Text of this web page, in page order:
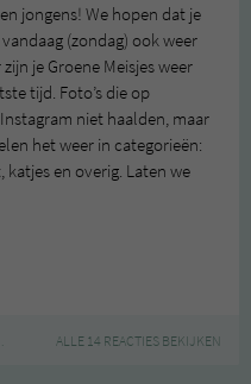
jongens! We hopen dat je
(zondag) ook weer
je Groene Meisjes weer
tijd. Foto’s die op
niet haalden, maar
het weer in categorieën:
katjes en overig. Laten we
,FOTO'S,GROEN ETEN,
ALLE 14 REACTIES BEKIJKEN